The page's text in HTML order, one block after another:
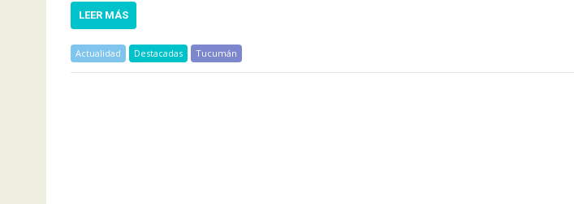
LEER MÁS
Actualidad Destacadas Tucumán